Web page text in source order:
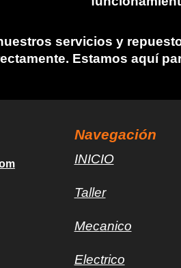
servicios y
Estamos aquí
Navegación
INICIO
Taller
Mecanico
Electrico